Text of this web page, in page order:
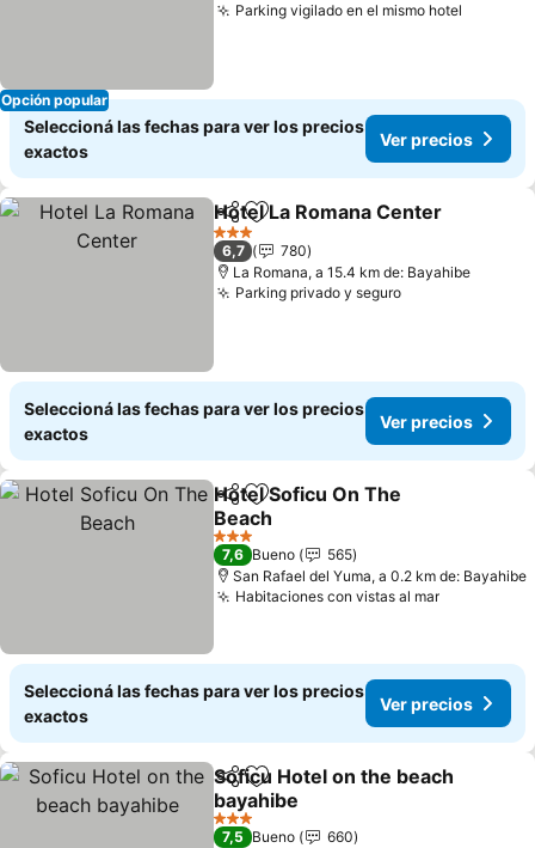
Opción popular
Parking vigilado en el mismo hotel
Seleccioná las fechas para ver los precios
exactos
Ver precios
CompartirAñadir a favoritos
Hotel La Romana Center
3 Estrellas
6,7
780
La Romana, a 15.4 km de: Bayahibe
Parking privado y seguroVer precios
Seleccioná las fechas para ver los precios
exactos
Ver precios
CompartirAñadir a favoritos
Hotel Soficu On The
Beach
Ver precios
3 Estrellas
7,6 Bueno
565
San Rafael del Yuma, a 0.2 km de: Bayahibe
Habitaciones con vistas al marVer
Seleccioná las fechas para ver los precios
exactos
Ver precios
CompartirAñadir a favoritos
Soficu Hotel on the beach
bayahibe
Ver precios
3 Estrellas
7,5 Bueno
660